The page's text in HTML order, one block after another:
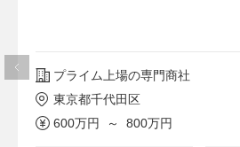
プライム上場の専門商社
東京都千代田区
600万円 ～ 800万円